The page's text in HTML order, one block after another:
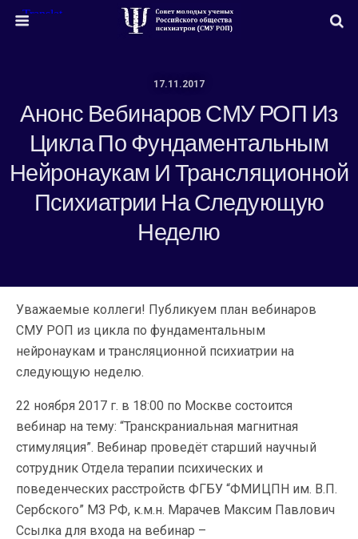
17.11.2017
Анонс Вебинаров СМУ РОП Из
Цикла По Фундаментальным
Нейронаукам И Трансляционной
Психиатрии На Следующую
Неделю
Уважаемые коллеги! Публикуем план вебинаров
СМУ РОП из цикла по фундаментальным
нейронаукам и трансляционной психиатрии на
следующую неделю.
22 ноября 2017 г. в 18:00 по Москве состоится
вебинар на тему: “Транскраниальная магнитная
стимуляция”. Вебинар проведёт старший научный
сотрудник Отдела терапии психических и
поведенческих расстройств ФГБУ “ФМИЦПН им. В.П.
Сербского” МЗ РФ, к.м.н. Марачев Максим Павлович
Ссылка для входа на вебинар –